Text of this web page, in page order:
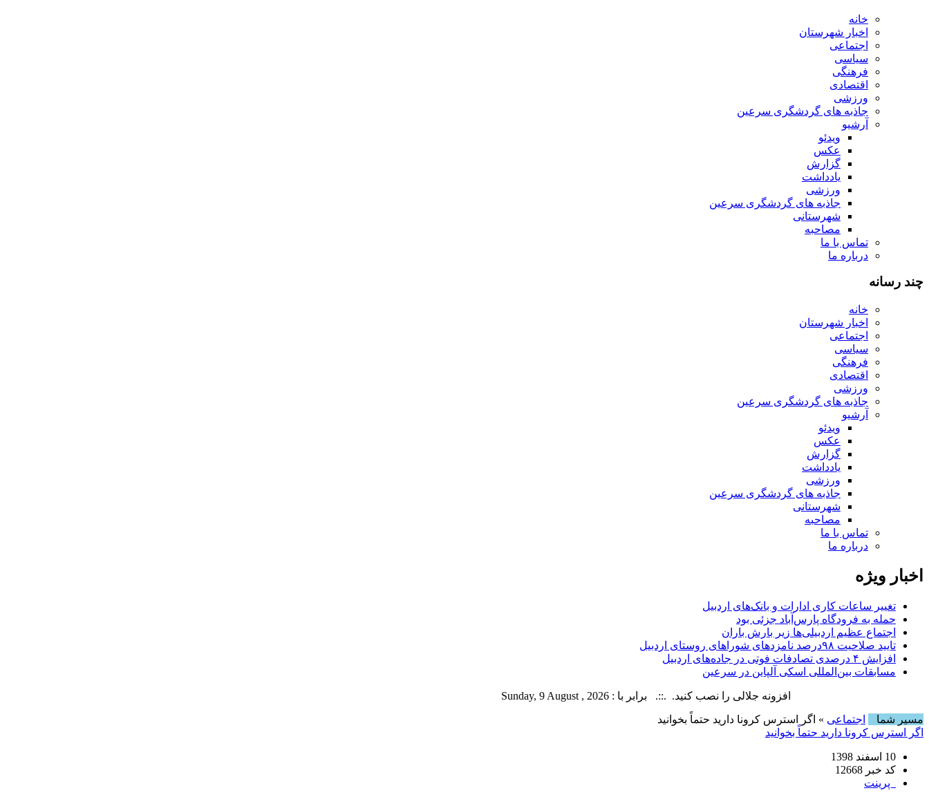
خانه
اخبار شهرستان
اجتماعی
سیاسی
فرهنگی
اقتصادی
ورزشی
جاذبه های گردشگری سرعین
آرشیو
ویدئو
عکس
گزارش
یادداشت
ورزشی
جاذبه های گردشگری سرعین
شهرستانی
مصاحبه
تماس با ما
درباره ما
چند رسانه
خانه
اخبار شهرستان
اجتماعی
سیاسی
فرهنگی
اقتصادی
ورزشی
جاذبه های گردشگری سرعین
آرشیو
ویدئو
عکس
گزارش
یادداشت
ورزشی
جاذبه های گردشگری سرعین
شهرستانی
مصاحبه
تماس با ما
درباره ما
اخبار ویژه
تغییر ساعات کاری ادارات و بانک‌های اردبیل
حمله به فرودگاه پارس‌‌آباد جزئی بود
اجتماع عظیم اردبیلی‌ها زیر بارش باران
تایید صلاحیت ۹۸درصد نامزدهای شوراهای روستای اردبیل
افزایش ۴ درصدی تصادفات فوتی در جاده‌های اردبیل
مسابقات بین‌المللی اسکی آلپاین در سرعین
افزونه جلالی را نصب کنید. .::. برابر با : Sunday, 9 August , 2026
مسیر شما
اجتماعی » اگر استرس کرونا دارید حتماً بخوانید
اگر استرس کرونا دارید حتماً بخوانید
10 اسفند 1398
کد خبر 12668
پرینت